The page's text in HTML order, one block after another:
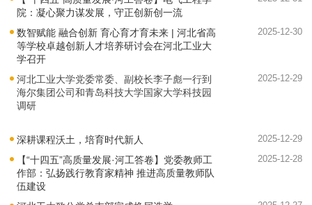
院：凝心聚力谋发展，守正创新创一流
2025-12-30
数智赋能 融合创新 育心育才育未来 | 河北省高
等学校卓越创新人才培养研讨会在河北工业大
学召开
2025-12-29
河北工业大学党委常委、副校长李子彪一行到
海尔集团公司和青岛科技大学国家大学科技园
调研
2025-12-29
深耕课程沃土，培育时代新人
2025-12-28
【“十四五”高质量发展·河工答卷】党委教师工
作部：弘扬践行教育家精神 推进高质量教师队
伍建设